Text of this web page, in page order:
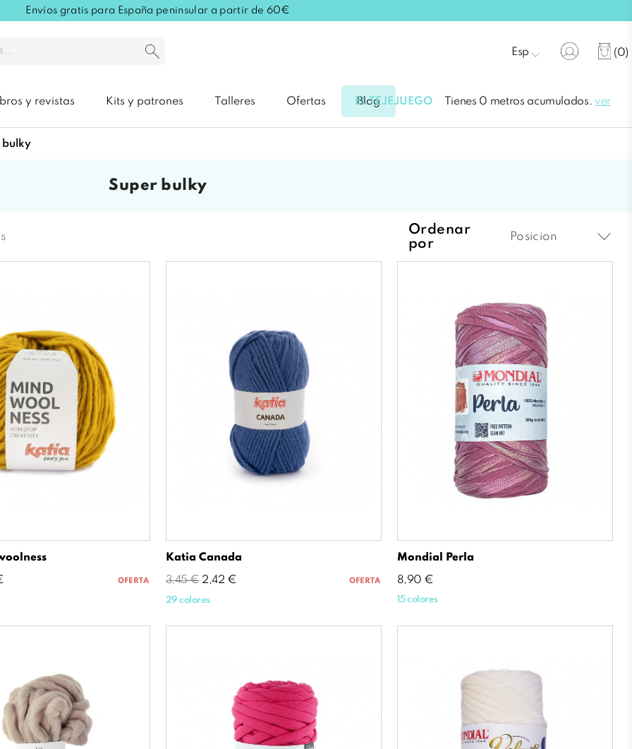
Envíos gratis para España peninsular a partir de 60€
(0)
Esp
y revistas Kits y patrones Talleres Ofertas Blog
EL TEJEJUEGO Tienes 0 metros acumulados.ver
bulky
super bulky
Ordenar
por
Posicion
OFERTA
Katia Canada
Precio
base
3,45 € Precio
2,42 € OFERTA
29 colores
Mondial Perla
Precio
8,90 €
15 colores